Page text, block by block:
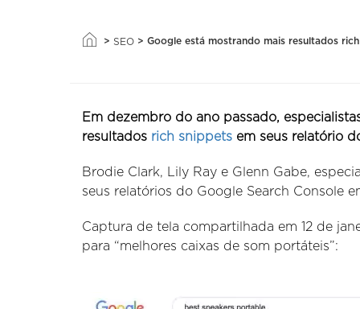
> SEO > Google está mostrando mais resultados
Em dezembro do ano passado,
resultados rich snippets em seus relatório
Brodie Clark, Lily Ray e Glenn Gabe,
seus relatórios do Google Search Console
Captura de tela compartilhada em 12 de
para “melhores caixas de som portáteis”: